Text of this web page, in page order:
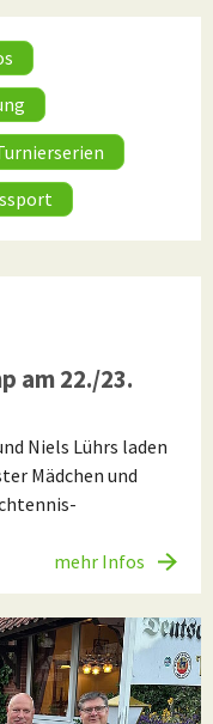
am 22./23.
Niels Lührs laden
Mädchen und
mehr Infos